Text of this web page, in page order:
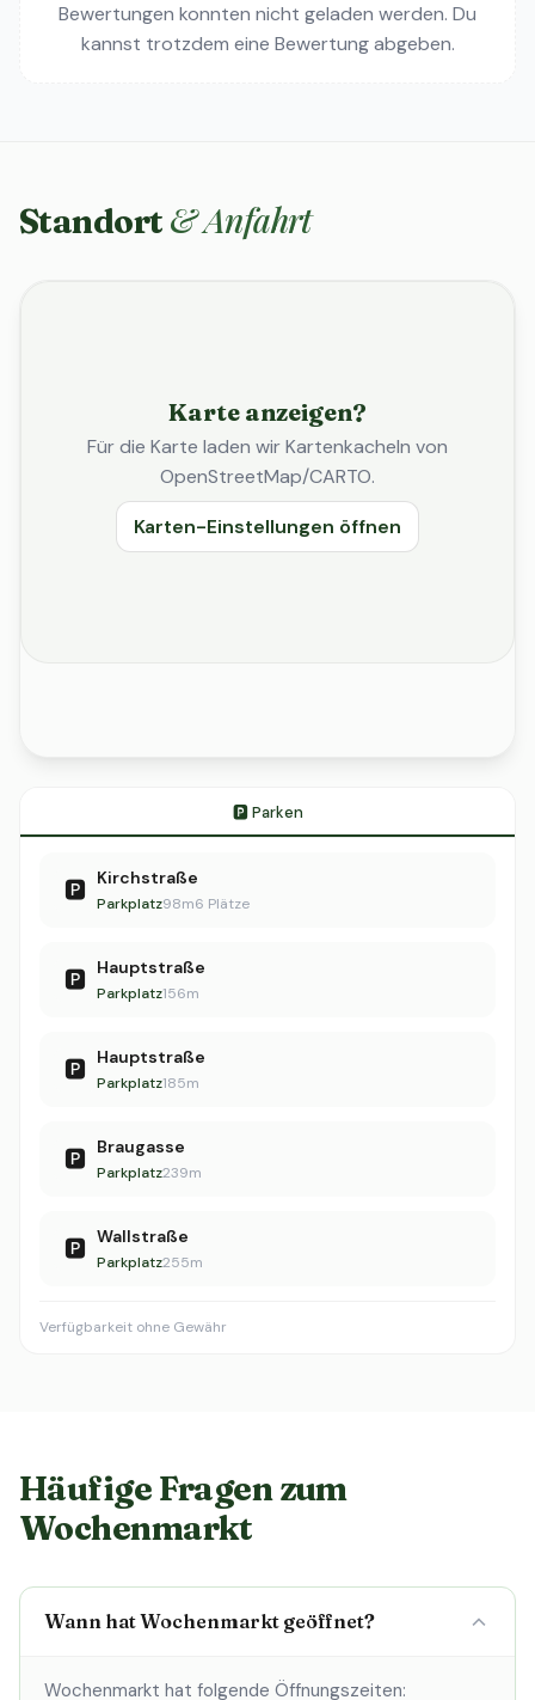
Bewertungen konnten nicht geladen werden. Du
kannst trotzdem eine Bewertung abgeben.
Standort & Anfahrt
Karte anzeigen?
Für die Karte laden wir Kartenkacheln von
OpenStreetMap/CARTO.
Karten-Einstellungen öffnen
🅿️ Parken
🅿️ Kirchstraße
Parkplatz98m6 Plätze
🅿️ Hauptstraße
Parkplatz156m
🅿️ Hauptstraße
Parkplatz185m
🅿️ Braugasse
Parkplatz239m
🅿️ Wallstraße
Parkplatz255m
Verfügbarkeit ohne Gewähr
Häufige Fragen zum
Wochenmarkt
Wann hat Wochenmarkt geöffnet?
Wochenmarkt hat folgende Öffnungszeiten: